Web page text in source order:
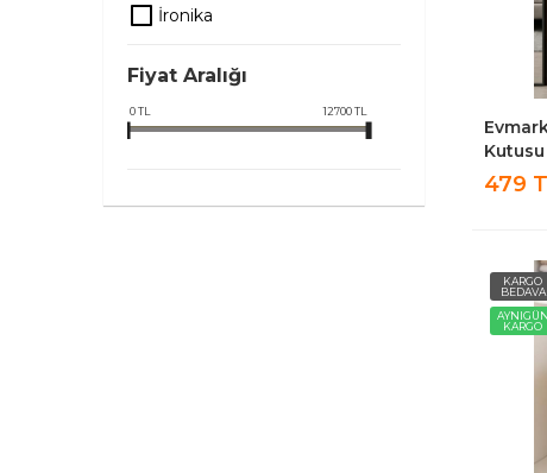
İronika
Fiyat Aralığı
0TL 12700TL
479
KARGO
BEDAVA
AYNIGÜN
KARGO